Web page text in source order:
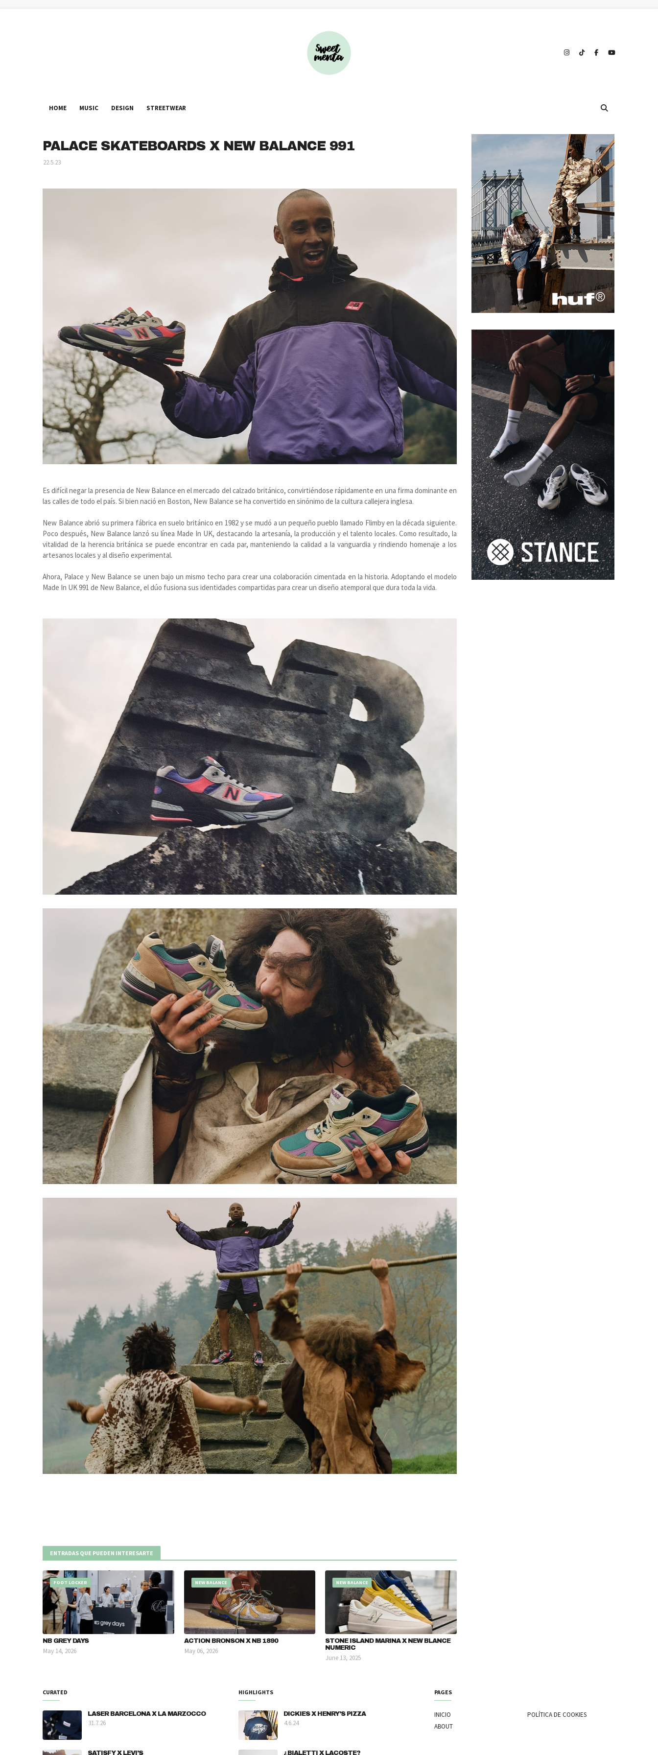
HOME MUSIC DESIGN STREETWEAR
PALACE SKATEBOARDS X NEW BALANCE 991
22.5.23
Es difícil negar la presencia de New Balance en el mercado del calzado británico, convirtiéndose rápidamente en una firma dominante en
las calles de todo el país. Si bien nació en Boston, New Balance se ha convertido en sinónimo de la cultura callejera inglesa.
New Balance abrió su primera fábrica en suelo británico en 1982 y se mudó a un pequeño pueblo llamado Flimby en la década siguiente.
Poco después, New Balance lanzó su línea Made In UK, destacando la artesanía, la producción y el talento locales. Como resultado, la
vitalidad de la herencia británica se puede encontrar en cada par, manteniendo la calidad a la vanguardia y rindiendo homenaje a los
artesanos locales y al diseño experimental.
Ahora, Palace y New Balance se unen bajo un mismo techo para crear una colaboración cimentada en la historia. Adoptando el modelo
Made In UK 991 de New Balance, el dúo fusiona sus identidades compartidas para crear un diseño atemporal que dura toda la vida.
ENTRADAS QUE PUEDEN INTERESARTE
FOOT LOCKER
NB GREY DAYS
May 14, 2026
NEW BALANCE
ACTION BRONSON X NB 1890
May 06, 2026
NEW BALANCE
STONE ISLAND MARINA X NEW BLANCE
NUMERIC
June 13, 2025
CURATED
LASER BARCELONA X LA MARZOCCO
31.7.26
SATISFY X LEVI'S
HIGHLIGHTS
DICKIES X HENRY'S PIZZA
4.6.24
¿BIALETTI X LACOSTE?
PAGES
INICIO
POLÍTICA DE COOKIES
ABOUT